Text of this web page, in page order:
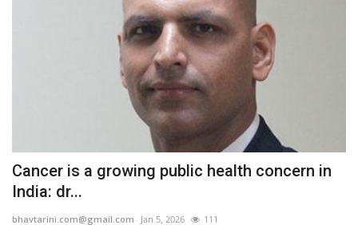
Cancer is a growing public health concern in
India: dr...
bhavtarini.com@gmail.com Jan 5, 2026 111